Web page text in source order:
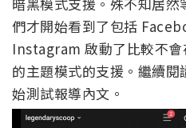
們才開始看到了包括
Instagram 啟動了比較不
的主題模式的支援。繼續
始測試報導內文。